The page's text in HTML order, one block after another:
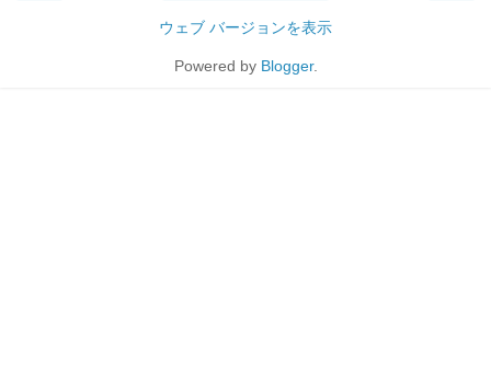
ウェブ バージョンを表示
Powered by Blogger.